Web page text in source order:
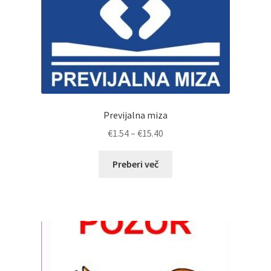
Previjalna miza
€1.54– €15.40
Preberi več